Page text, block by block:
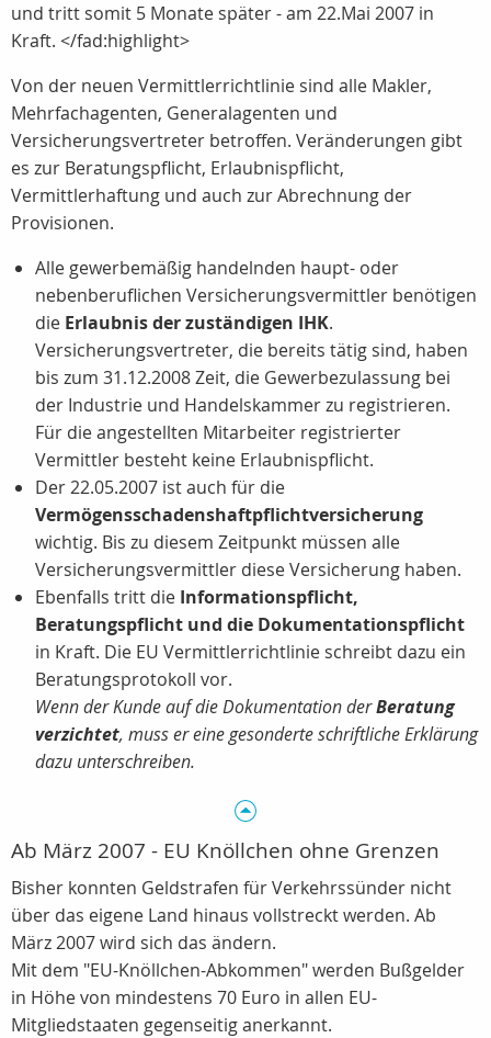
und tritt somit 5 Monate später - am 22.Mai 2007 in
Kraft. </fad:highlight>
Von der neuen Vermittlerrichtlinie sind alle Makler,
Mehrfachagenten, Generalagenten und
Versicherungsvertreter betroffen. Veränderungen gibt
es zur Beratungspflicht, Erlaubnispflicht,
Vermittlerhaftung und auch zur Abrechnung der
Provisionen.
Alle gewerbemäßig handelnden haupt- oder
nebenberuflichen Versicherungsvermittler benötigen
die Erlaubnis der zuständigen IHK.
Versicherungsvertreter, die bereits tätig sind, haben
bis zum 31.12.2008 Zeit, die Gewerbezulassung bei
der Industrie und Handelskammer zu registrieren.
Für die angestellten Mitarbeiter registrierter
Vermittler besteht keine Erlaubnispflicht.
Der 22.05.2007 ist auch für die
Vermögensschadenshaftpflichtversicherung
wichtig. Bis zu diesem Zeitpunkt müssen alle
Versicherungsvermittler diese Versicherung haben.
Ebenfalls tritt die Informationspflicht,
Beratungspflicht und die Dokumentationspflicht
in Kraft. Die EU Vermittlerrichtlinie schreibt dazu ein
Beratungsprotokoll vor.
Wenn der Kunde auf die Dokumentation derBeratung
verzichtet, muss er eine gesonderte schriftliche Erklärung
dazu unterschreiben.
Ab März 2007 - EU Knöllchen ohne Grenzen
Bisher konnten Geldstrafen für Verkehrssünder nicht
über das eigene Land hinaus vollstreckt werden. Ab
März 2007 wird sich das ändern.
Mit dem "EU-Knöllchen-Abkommen" werden Bußgelder
in Höhe von mindestens 70 Euro in allen EU-
Mitgliedstaaten gegenseitig anerkannt.